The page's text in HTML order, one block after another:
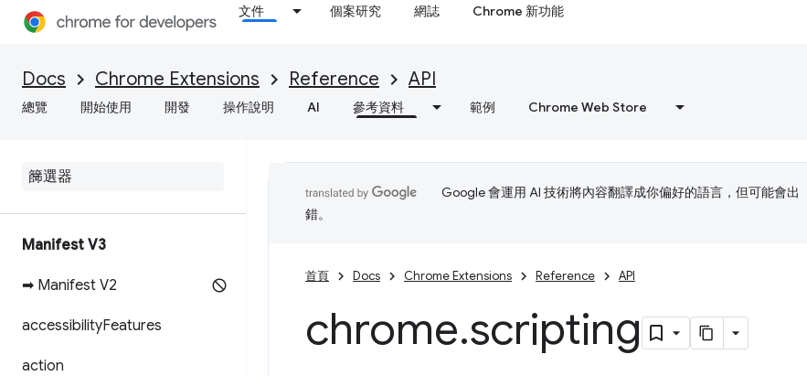
文件 個案研究 網誌 Chrome 新功能
Docs Chrome Extensions Reference API
總覽 開始使用 開發 操作說明 AI 參考資料 範例 Chrome Web Store
Manifest V3
➡ Manifest V2
accessibilityFeatures
action
Google 會運用 AI 技術將內容翻譯成你偏好的語言，但可能會出
錯。
首頁 Docs Chrome Extensions Reference API
chrome.scripting